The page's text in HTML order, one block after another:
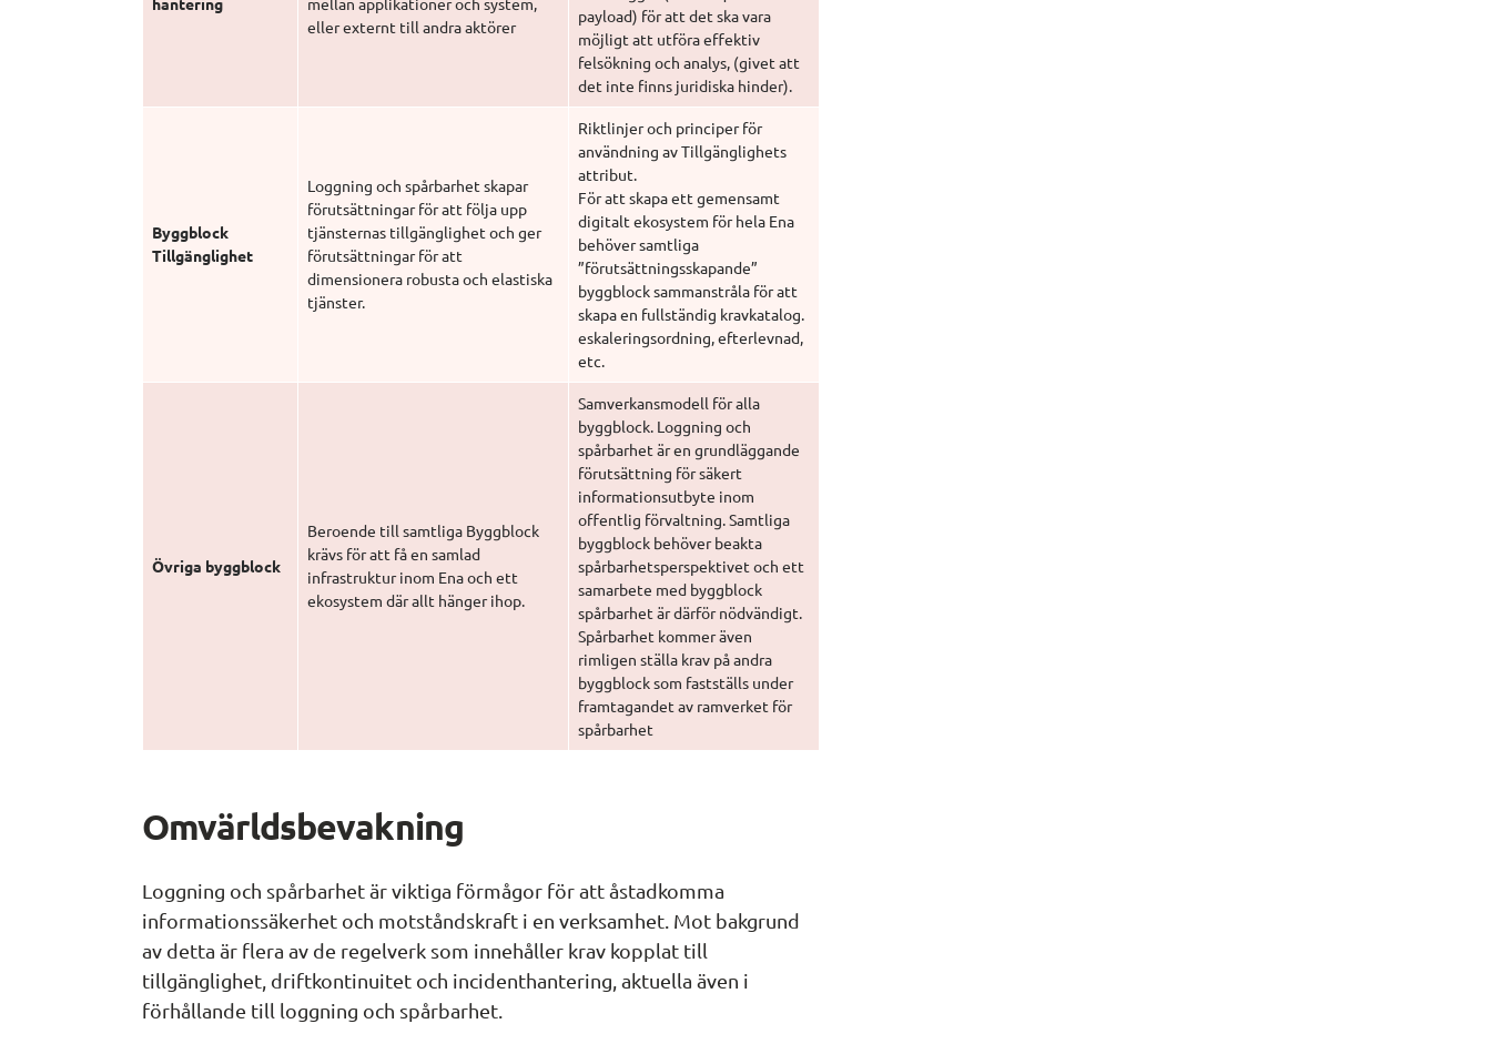
eller externt till andra aktörer
payload) för att det ska vara
möjligt att utföra effektiv
felsökning och analys, (givet att
det inte finns juridiska hinder).
Byggblock
Tillgänglighet
Loggning och spårbarhet skapar
förutsättningar för att följa upp
tjänsternas tillgänglighet och ger
förutsättningar för att
dimensionera robusta och elastiska
tjänster.
Riktlinjer och principer för
användning av Tillgänglighets
attribut.
För att skapa ett gemensamt
digitalt ekosystem för hela Ena
behöver samtliga
”förutsättningsskapande”
byggblock sammanstråla för att
skapa en fullständig kravkatalog.
eskaleringsordning, efterlevnad,
etc.
Övriga byggblock
Beroende till samtliga Byggblock
krävs för att få en samlad
infrastruktur inom Ena och ett
ekosystem där allt hänger ihop.
Samverkansmodell för alla
byggblock. Loggning och
spårbarhet är en grundläggande
förutsättning för säkert
informationsutbyte inom
offentlig förvaltning. Samtliga
byggblock behöver beakta
spårbarhetsperspektivet och ett
samarbete med byggblock
spårbarhet är därför nödvändigt.
Spårbarhet kommer även
rimligen ställa krav på andra
byggblock som fastställs under
framtagandet av ramverket för
spårbarhet
Omvärldsbevakning
Loggning och spårbarhet är viktiga förmågor för att åstadkomma
informationssäkerhet och motståndskraft i en verksamhet. Mot bakgrund
av detta är flera av de regelverk som innehåller krav kopplat till
tillgänglighet, driftkontinuitet och incidenthantering, aktuella även i
förhållande till loggning och spårbarhet.